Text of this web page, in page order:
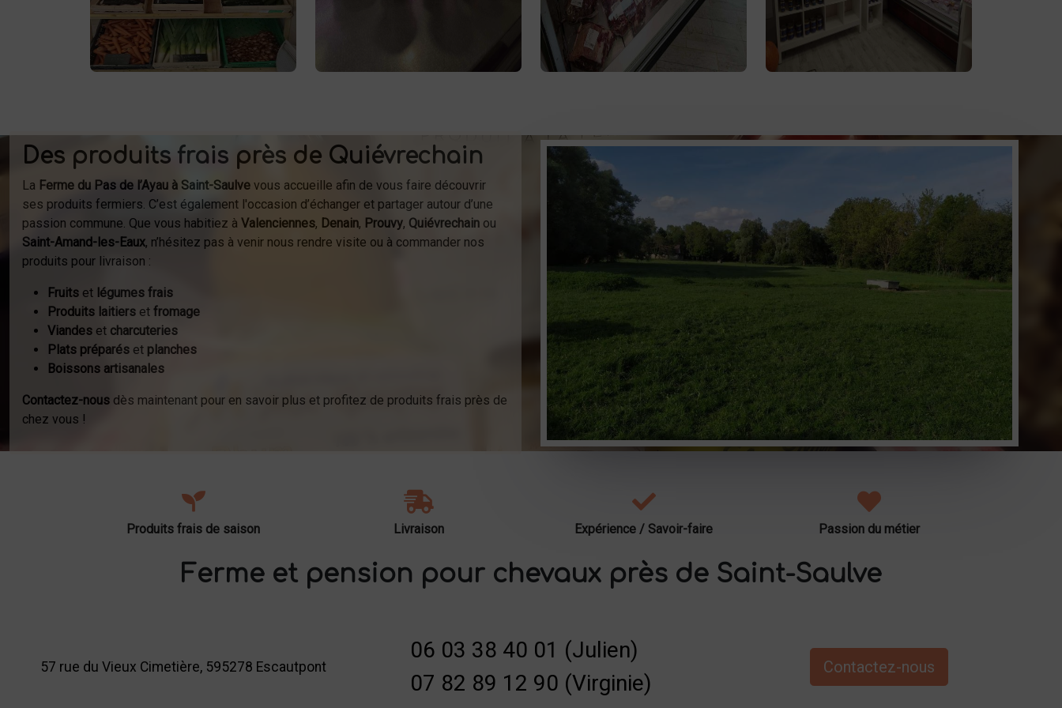
respectueux de l'environnement.
Vente directe à la ferme ou
livraison à domicile.
garantie.
Profitez de la
vente directe de
viande à Saint-Saulve
sur place
ou à la livraison.
attendent. Profitez de la vente
produits d'épicerie
à
la ferme ou de notre service de
Des produits frais près de Quiévrechain
La Ferme du Pas de l’Ayau à Saint-Saulve vous accueille afin de vous faire découvrir
ses produits fermiers. C’est également l'occasion d’échanger et partager autour d’une
passion commune. Que vous habitiez à Valenciennes, Denain, Prouvy, Quiévrechain ou
Saint-Amand-les-Eaux, n’hésitez pas à venir nous rendre visite ou à commander nos
produits pour livraison :
Fruits et légumes frais
Produits laitiers et fromage
Viandes et charcuteries
Plats préparés et planches
Boissons artisanales
Contactez-nous dès maintenant pour en savoir plus et profitez de produits frais près de
chez vous !
Produits frais de saison Livraison Expérience / Savoir-faire Passion du métier
Ferme et pension pour chevaux près de Saint-Saulve
57 rue du Vieux Cimetière, 595278 Escautpont
06 03 38 40 01 (Julien)
07 82 89 12 90 (Virginie)
Contactez-nous